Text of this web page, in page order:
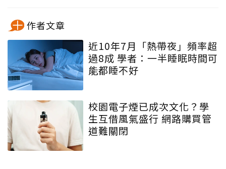
作者文章
近10年7月「熱帶夜」頻率超
過8成 學者：一半睡眠時間可
能都睡不好
校園電子煙已成次文化？學
生互借風氣盛行 網路購買管
道難關閉